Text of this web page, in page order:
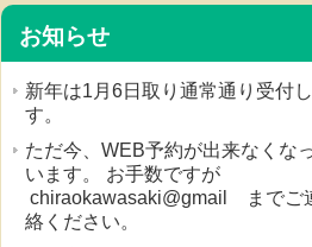
お知らせ
新年は1月6日取り通常通り受付
す。
ただ今、WEB予約が出来なくな
います。 お手数ですが
chiraokawasaki@gmail までご
絡ください。